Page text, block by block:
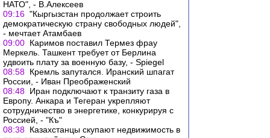
НАТО", - В.Алексеев
09:16 "Кыргызстан продолжает строить
демократическую страну свободных людей",
- мечтает Атамбаев
09:00 Каримов поставил Термез фрау
Меркель. Ташкент требует от Берлина
удвоить плату за военную базу, - Spiegel
08:58 Кремль запутался. Иранский шпагат
России, - Иван Преображенский
08:48 Иран подключают к транзиту газа в
Европу. Анкара и Тегеран укрепляют
сотрудничество в энергетике, конкурируя с
Россией, - "Къ"
08:38 Казахстанцы скупают недвижимость в